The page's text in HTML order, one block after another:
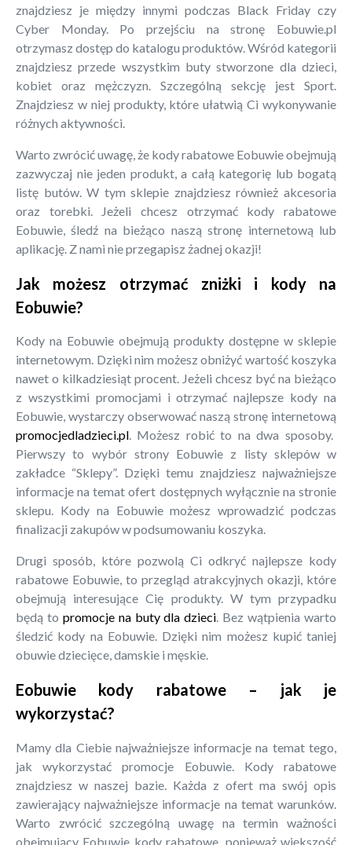
znajdziesz je między innymi podczas Black Friday czy
Cyber Monday. Po przejściu na stronę Eobuwie.pl
otrzymasz dostęp do katalogu produktów. Wśród kategorii
znajdziesz przede wszystkim buty stworzone dla dzieci,
kobiet oraz mężczyzn. Szczególną sekcję jest Sport.
Znajdziesz w niej produkty, które ułatwią Ci wykonywanie
różnych aktywności.
Warto zwrócić uwagę, że kody rabatowe Eobuwie obejmują
zazwyczaj nie jeden produkt, a całą kategorię lub bogatą
listę butów. W tym sklepie znajdziesz również akcesoria
oraz torebki. Jeżeli chcesz otrzymać kody rabatowe
Eobuwie, śledź na bieżąco naszą stronę internetową lub
aplikację. Z nami nie przegapisz żadnej okazji!
Jak możesz otrzymać zniżki i kody na
Eobuwie?
Kody na Eobuwie obejmują produkty dostępne w sklepie
internetowym. Dzięki nim możesz obniżyć wartość koszyka
nawet o kilkadziesiąt procent. Jeżeli chcesz być na bieżąco
z wszystkimi promocjami i otrzymać najlepsze kody na
Eobuwie, wystarczy obserwować naszą stronę internetową
promocjedladzieci.pl. Możesz robić to na dwa sposoby.
Pierwszy to wybór strony Eobuwie z listy sklepów w
zakładce “Sklepy”. Dzięki temu znajdziesz najważniejsze
informacje na temat ofert dostępnych wyłącznie na stronie
sklepu. Kody na Eobuwie możesz wprowadzić podczas
finalizacji zakupów w podsumowaniu koszyka.
Drugi sposób, które pozwolą Ci odkryć najlepsze kody
rabatowe Eobuwie, to przegląd atrakcyjnych okazji, które
obejmują interesujące Cię produkty. W tym przypadku
będą to promocje na buty dla dzieci. Bez wątpienia warto
śledzić kody na Eobuwie. Dzięki nim możesz kupić taniej
obuwie dziecięce, damskie i męskie.
Eobuwie kody rabatowe – jak je
wykorzystać?
Mamy dla Ciebie najważniejsze informacje na temat tego,
jak wykorzystać promocje Eobuwie. Kody rabatowe
znajdziesz w naszej bazie. Każda z ofert ma swój opis
zawierający najważniejsze informacje na temat warunków.
Warto zwrócić szczególną uwagę na termin ważności
obejmujący Eobuwie kody rabatowe, ponieważ większość